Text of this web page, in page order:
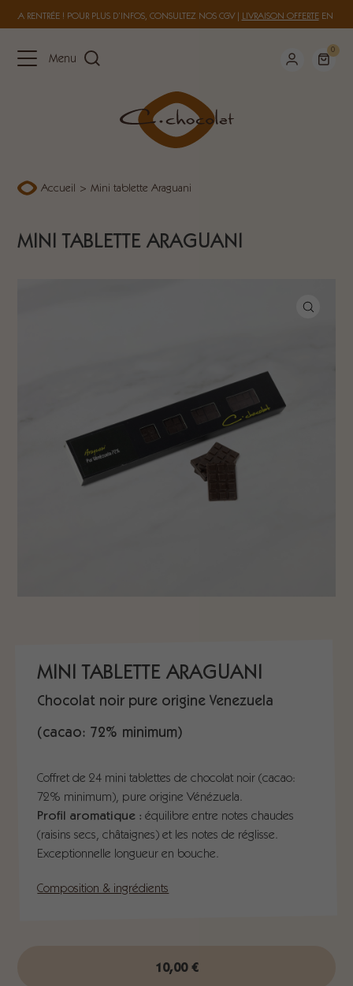
LA RENTRÉE ! POUR PLUS D’INFOS, CONSULTEZ NOS CGV| LIVRAISON OFFERTEEN
Menu
0
Accueil > Mini tablette Araguani
MINI TABLETTE ARAGUANI
MINI TABLETTE ARAGUANI
Chocolat noir pure origine Venezuela
(cacao: 72% minimum)
Coffret de 24 mini tablettes de chocolat noir (cacao:
72% minimum), pure origine Vénézuela.
Profil aromatique : équilibre entre notes chaudes
(raisins secs, châtaignes) et les notes de réglisse.
Exceptionnelle longueur en bouche.
Composition & ingrédients
10,00 €